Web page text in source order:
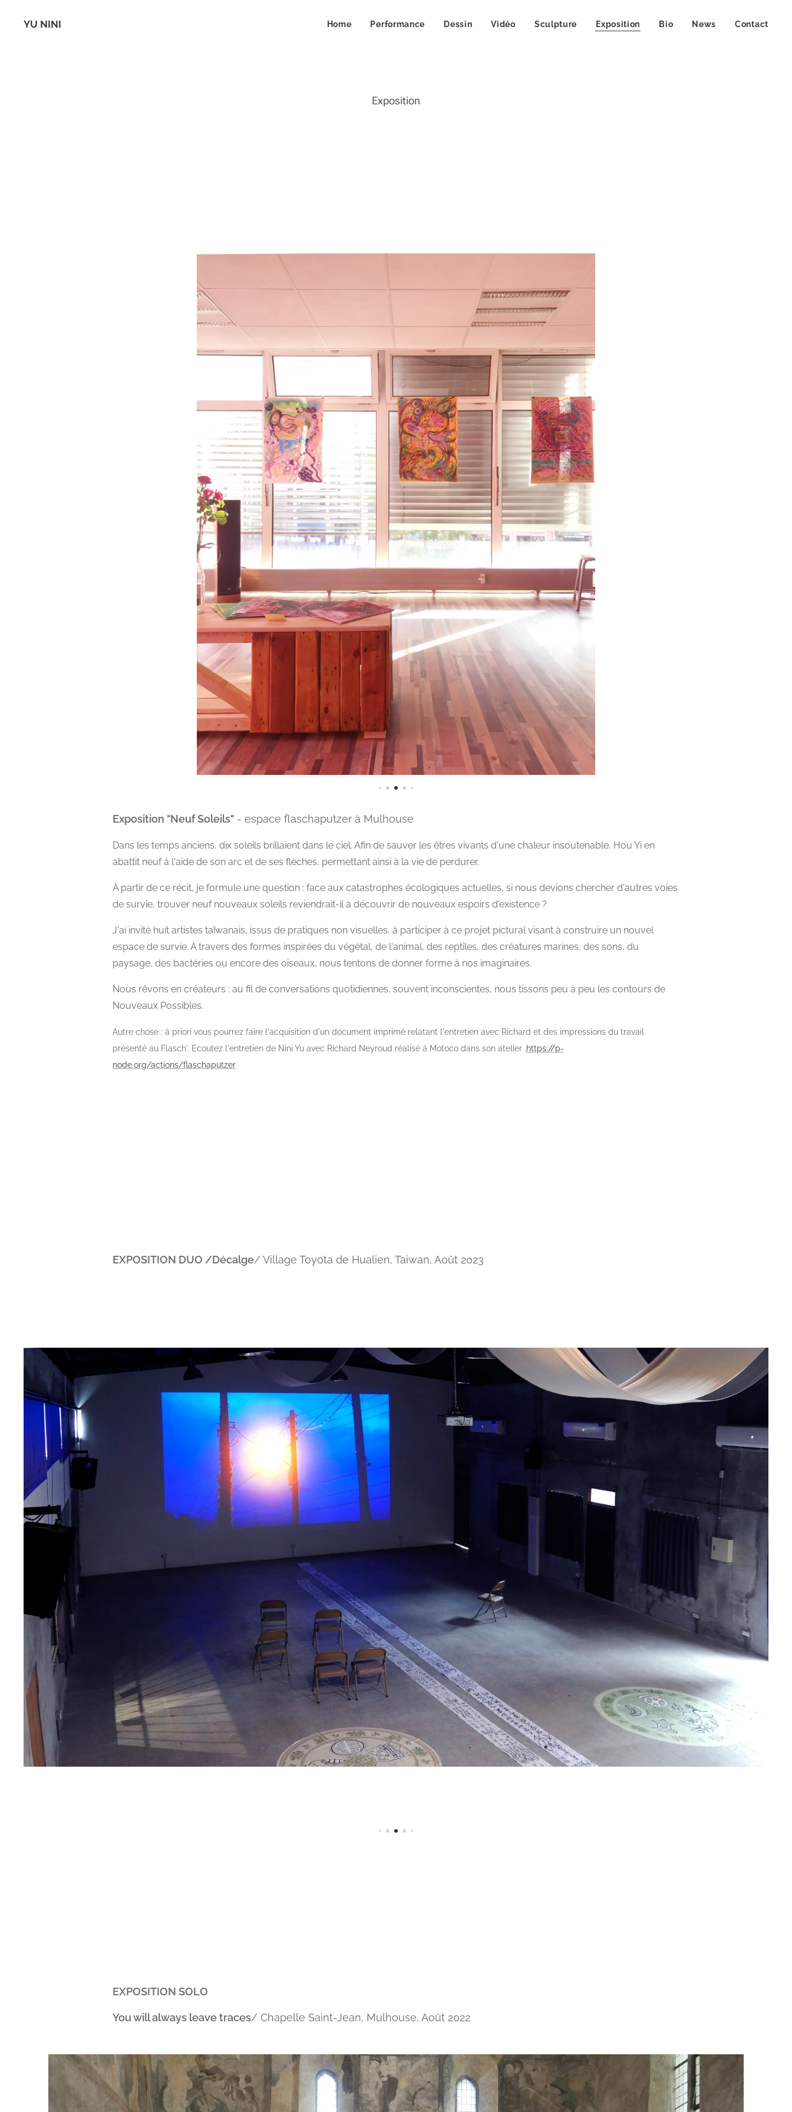
YU NINI Home Performance Dessin Vidéo Sculpture Exposition Bio News Contact
Exposition
Exposition "Neuf Soleils"- espace flaschaputzer à Mulhouse
Dans les temps anciens, dix soleils brillaient dans le ciel. Afin de sauver les êtres vivants d'une chaleur insoutenable, Hou Yi en
abattit neuf à l'aide de son arc et de ses flèches, permettant ainsi à la vie de perdurer.
À partir de ce récit, je formule une question : face aux catastrophes écologiques actuelles, si nous devions chercher d'autres voies
de survie, trouver neuf nouveaux soleils reviendrait-il à découvrir de nouveaux espoirs d'existence ?
J'ai invité huit artistes taïwanais, issus de pratiques non visuelles, à participer à ce projet pictural visant à construire un nouvel
espace de survie. À travers des formes inspirées du végétal, de l'animal, des reptiles, des créatures marines, des sons, du
paysage, des bactéries ou encore des oiseaux, nous tentons de donner forme à nos imaginaires.
Nous rêvons en créateurs : au fil de conversations quotidiennes, souvent inconscientes, nous tissons peu à peu les contours de
Nouveaux Possibles.
Autre chose : à priori vous pourrez faire l'acquisition d'un document imprimé relatant l'entretien avec Richard et des impressions du travail
présenté au Flasch'. Ecoutez l'entretien de Nini Yu avec Richard Neyroud réalisé à Motoco dans son atelier .https://p-
node.org/actions/flaschaputzer
EXPOSITION DUO /Décalge/ Village Toyota de Hualien, Taiwan, Août 2023
EXPOSITION SOLO
You will always leave traces/ Chapelle Saint-Jean, Mulhouse, Août 2022